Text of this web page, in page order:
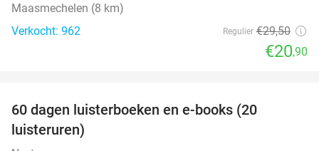
Maasmechelen (8 km)
Verkocht: 962
Regulier €29,50
€20,90
60 dagen luisterboeken en e-books (20
luisteruren)